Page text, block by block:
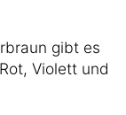
gibt es
Violett und